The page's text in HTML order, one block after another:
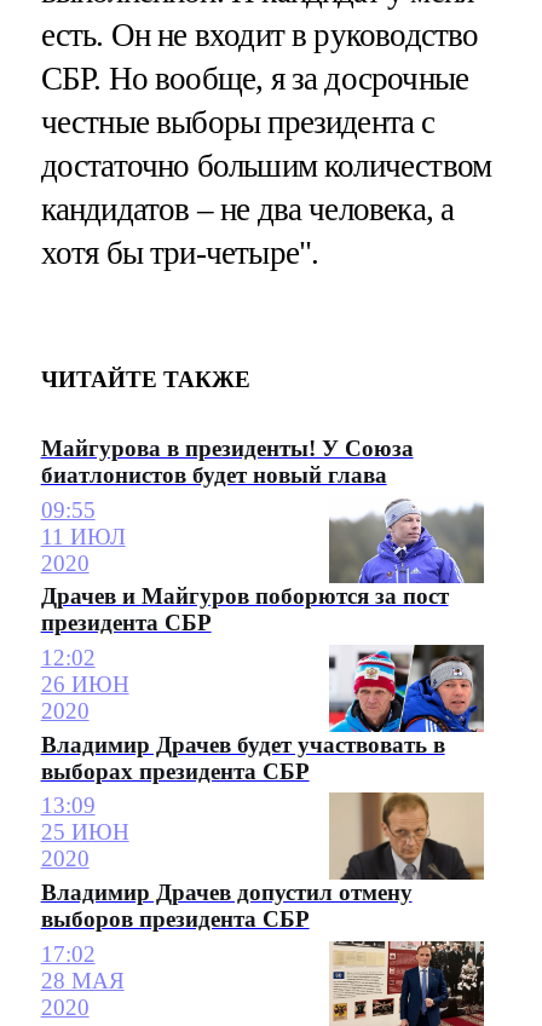
есть. Он не входит в руководство
СБР. Но вообще, я за досрочные
честные выборы президента с
достаточно большим количеством
кандидатов – не два человека, а
хотя бы три-четыре".
ЧИТАЙТЕ ТАКЖЕ
Майгурова в президенты! У Союза
биатлонистов будет новый глава
09:55
11 ИЮЛ
2020
Драчев и Майгуров поборются за пост
президента СБР
12:02
26 ИЮН
2020
Владимир Драчев будет участвовать в
выборах президента СБР
13:09
25 ИЮН
2020
Владимир Драчев допустил отмену
выборов президента СБР
17:02
28 МАЯ
2020